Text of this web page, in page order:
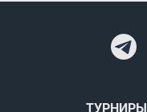
ТУРНИРЫ